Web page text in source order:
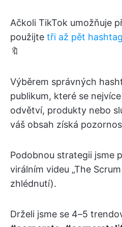
Ačkoli TikTok umožňuje
použijte tři až pět
🔖
Výběrem správných
publikum, které se
odvětví, produkty nebo
váš obsah získá
Podobnou strategii jsme
virálním videu „The
zhlédnutí).
Drželi jsme se 4–5